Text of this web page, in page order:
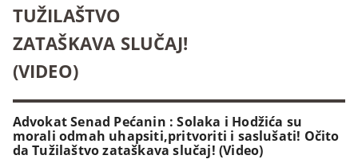
TUŽILAŠTVO
ZATAŠKAVA SLUČAJ!
(VIDEO)
Advokat Senad Pećanin : Solaka i Hodžića su
morali odmah uhapsiti,pritvoriti i saslušati! Očito
da Tužilaštvo zataškava slučaj! (Video)